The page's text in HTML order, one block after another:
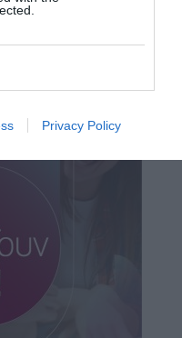
Privacy Policy